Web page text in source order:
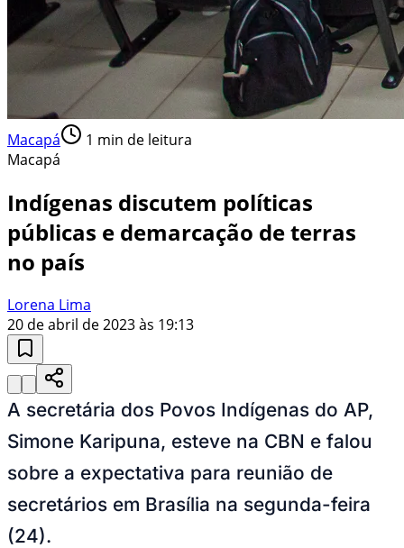
Macapá 1 min de leitura
Macapá
Indígenas discutem políticas
públicas e demarcação de terras
no país
Lorena Lima
20 de abril de 2023 às 19:13
A secretária dos Povos Indígenas do AP,
Simone Karipuna, esteve na CBN e falou
sobre a expectativa para reunião de
secretários em Brasília na segunda-feira
(24).